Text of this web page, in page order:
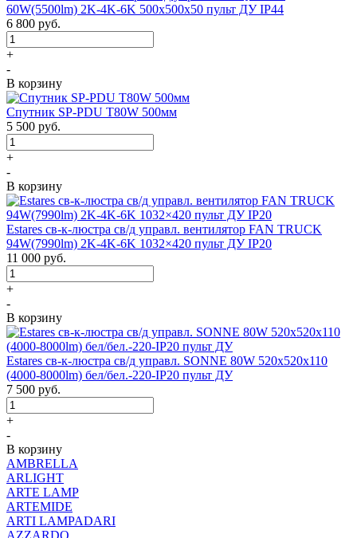
60W(5500lm) 2K-4K-6K 500x500x50 пульт ДУ IP44
6 800 руб.
+
-
В корзину
Спутник SP-PDU T80W 500мм
5 500 руб.
+
-
В корзину
Estares св-к-люстра св/д управл. вентилятор FAN TRUCK
94W(7990lm) 2K-4K-6K 1032×420 пульт ДУ IP20
11 000 руб.
+
-
В корзину
Estares св-к-люстра св/д управл. SONNE 80W 520x520x110
(4000-8000lm) бел/бел.-220-IP20 пульт ДУ
7 500 руб.
+
-
В корзину
AMBRELLA
ARLIGHT
ARTE LAMP
ARTEMIDE
ARTI LAMPADARI
AZZARDO